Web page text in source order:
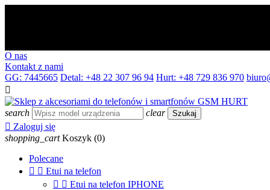
O nas
Kontakt z nami
GG: 7445665 Detal: +48 22 307 96 94 Hurt: +48 729 836 970

search clear Szukaj
 Zaloguj się
shopping_cart Koszyk (0)
Polecane
  Etui na telefon
  Etui na telefon IPHONE